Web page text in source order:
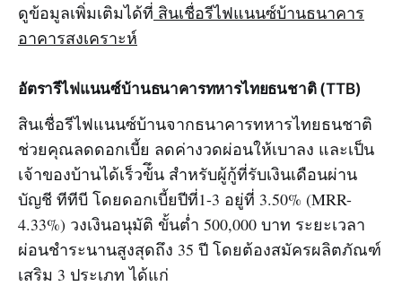
ดูข้อมูลเพิ่มเติมได้ที่ สินเชื่อรีไฟแนนซ์บ้านธนาคาร
อาคารสงเคราะห์
อัตรารีไฟแนนซ์บ้านธนาคารทหารไทยธนชาติ (TTB)
สินเชื่อรีไฟแนนซ์บ้านจากธนาคารทหารไทยธนชาติ
ช่วยคุณลดดอกเบี้ย ลดค่างวดผ่อนให้เบาลง และเป็น
เจ้าของบ้านได้เร็วข้ึน สำหรับผู้กู้ที่รับเงินเดือนผ่าน
บัญชี ทีทีบี โดยดอกเบี้ยปีที่1-3 อยู่ที่ 3.50% (MRR-
4.33%) วงเงินอนุมัติ ขั้นต่ำ 500,000 บาท ระยะเวลา
ผ่อนชำระนานสูงสุดถึง 35 ปี โดยต้องสมัครผลิตภัณฑ์
เสริม 3 ประเภท ได้แก่